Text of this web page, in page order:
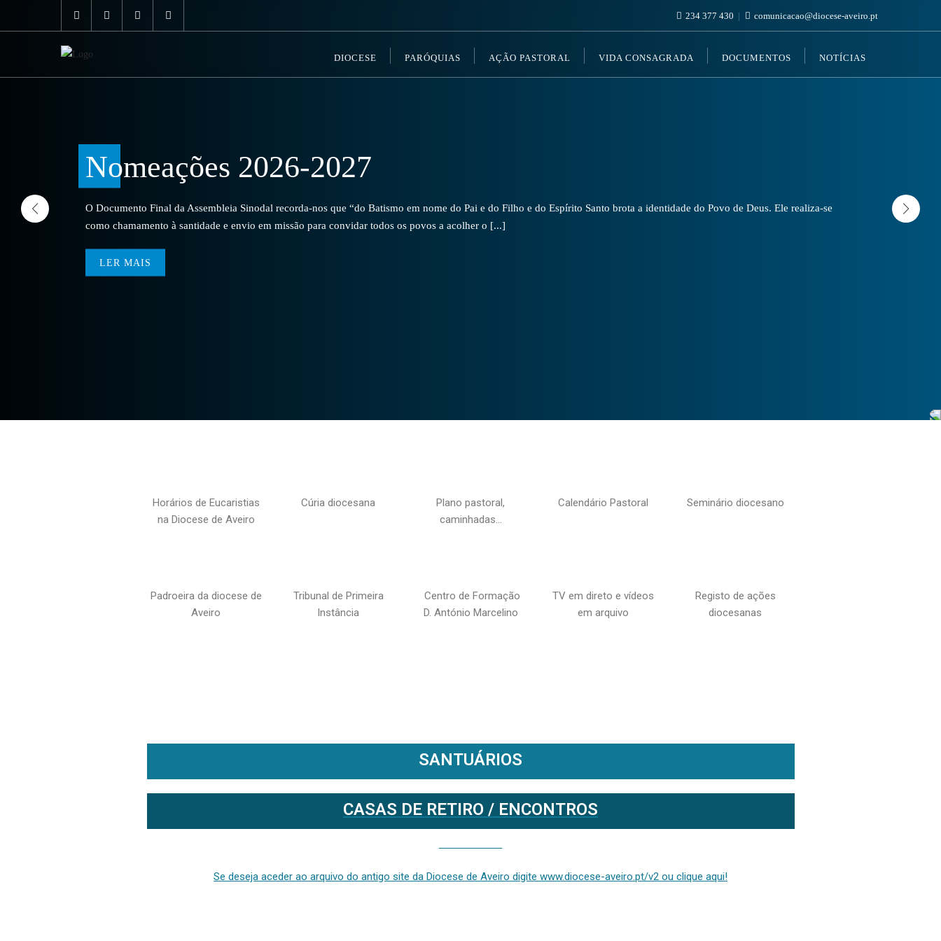
234 377 430 comunicacao@diocese-aveiro.pt
DIOCESE PARÓQUIAS AÇÃO PASTORAL VIDA CONSAGRADA DOCUMENTOS NOTÍCIAS
Nomeações 2026-2027
O Documento Final da Assembleia Sinodal recorda-nos que “do Batismo em nome do Pai e do Filho e do Espírito Santo brota a identidade do Povo de Deus. Ele realiza-se
como chamamento à santidade e envio em missão para convidar todos os povos a acolher o [...]
LER MAIS
Horários de Eucaristias
na Diocese de Aveiro
Cúria diocesana
Plano pastoral,
caminhadas…
Calendário Pastoral Seminário diocesano
Padroeira da diocese de
Aveiro
Tribunal de Primeira
Instância
Centro de Formação
D. António Marcelino
TV em direto e vídeos
em arquivo
Registo de ações
diocesanas
SANTUÁRIOS
CASAS DE RETIRO / ENCONTROS
Se deseja aceder ao arquivo do antigo site da Diocese de Aveiro digite www.diocese-aveiro.pt/v2 ou clique aqui!